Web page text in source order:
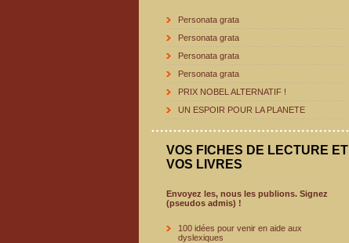
Personata grata
Personata grata
Personata grata
Personata grata
PRIX NOBEL ALTERNATIF !
UN ESPOIR POUR LA PLANETE
VOS FICHES DE LECTURE ET
VOS LIVRES
Envoyez les, nous les publions. Signez
(pseudos admis) !
100 idées pour venir en aide aux
dyslexiques